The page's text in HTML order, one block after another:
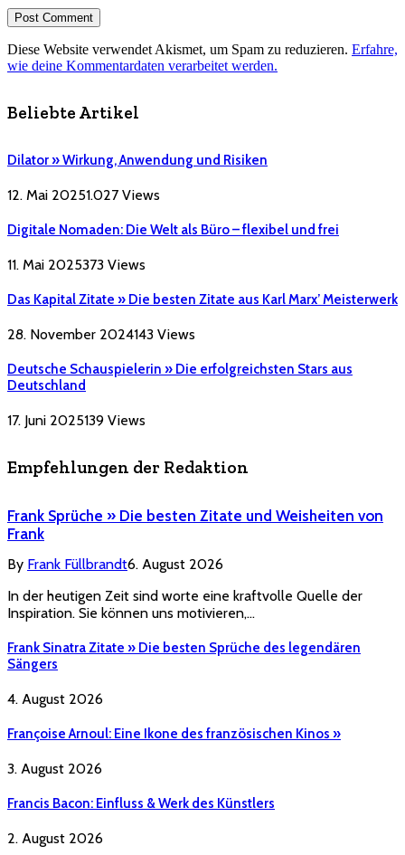
Diese Website verwendet Akismet, um Spam zu reduzieren. Erfahre,
wie deine Kommentardaten verarbeitet werden.
Beliebte Artikel
Dilator » Wirkung, Anwendung und Risiken
12. Mai 20251.027 Views
Digitale Nomaden: Die Welt als Büro – flexibel und frei
11. Mai 2025373 Views
Das Kapital Zitate » Die besten Zitate aus Karl Marx’ Meisterwerk
28. November 2024143 Views
Deutsche Schauspielerin » Die erfolgreichsten Stars aus
Deutschland
17. Juni 2025139 Views
Empfehlungen der Redaktion
Frank Sprüche » Die besten Zitate und Weisheiten von
Frank
By Frank Füllbrandt6. August 2026
In der heutigen Zeit sind worte eine kraftvolle Quelle der
Inspiration. Sie können uns motivieren,…
Frank Sinatra Zitate » Die besten Sprüche des legendären
Sängers
4. August 2026
Françoise Arnoul: Eine Ikone des französischen Kinos »
3. August 2026
Francis Bacon: Einfluss & Werk des Künstlers
2. August 2026